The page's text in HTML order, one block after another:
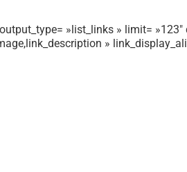
»list_links » limit=
»